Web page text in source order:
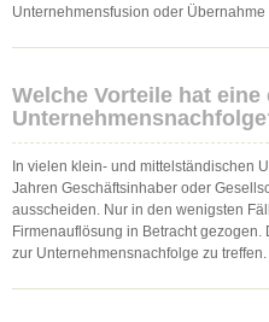
Unternehmensfusion oder Übernahme
Welche Vorteile hat eine
In vielen klein- und mittelständischen
Jahren Geschäftsinhaber oder
ausscheiden. Nur in den wenigsten
Firmenauflösung in Betracht
zur Unternehmensnachfolge zu treffen.